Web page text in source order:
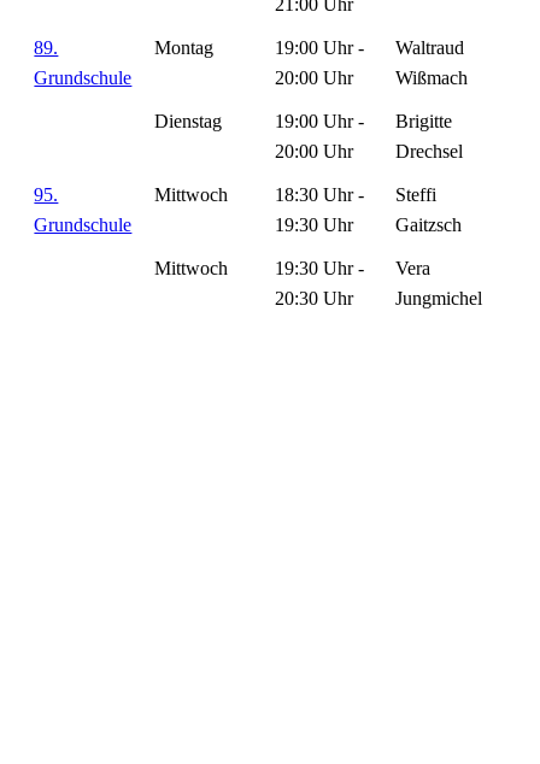
21:00 Uhr
89.
Grundschule
Montag
19:00 Uhr -
20:00 Uhr
Waltraud
Wißmach
Dienstag
19:00 Uhr -
20:00 Uhr
Brigitte
Drechsel
95.
Grundschule
Mittwoch
18:30 Uhr -
19:30 Uhr
Steffi
Gaitzsch
Mittwoch
19:30 Uhr -
20:30 Uhr
Vera
Jungmichel